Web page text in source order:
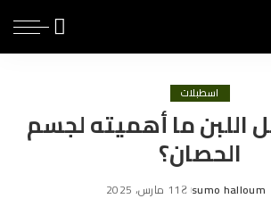
اسطبلات
اللبن ما أهميته لجسم
الحصان؟
Posted
sumo halloum 11 مارس، 2025